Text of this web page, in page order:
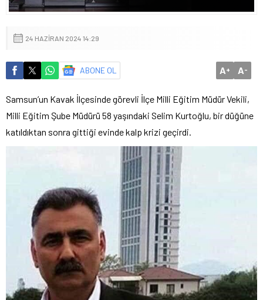
24 HAZIRAN 2024 14:29
ABONE OL A+ A-
Samsun’un Kavak İlçesinde görevli İlçe Milli Eğitim Müdür Vekili,
Milli Eğitim Şube Müdürü 58 yaşındaki Selim Kurtoğlu, bir düğüne
katıldıktan sonra gittiği evinde kalp krizi geçirdi.